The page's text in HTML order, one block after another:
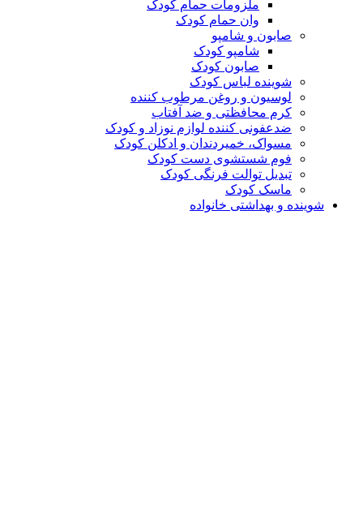
ملزومات حمام کودک
وان حمام کودک
صابون و شامپو
شامپو کودک
صابون کودک
شوینده لباس کودک
لوسیون و روغن مرطوب کننده
کرم محافظتی و ضد آفتاب
ضدعفونی کننده لوازم نوزاد و کودک
مسواک، خمیردندان و ادکلن کودک
فوم شستشوی دست کودک
تبدیل توالت فرنگی کودک
ماسک کودک
شوینده و بهداشتی خانواده